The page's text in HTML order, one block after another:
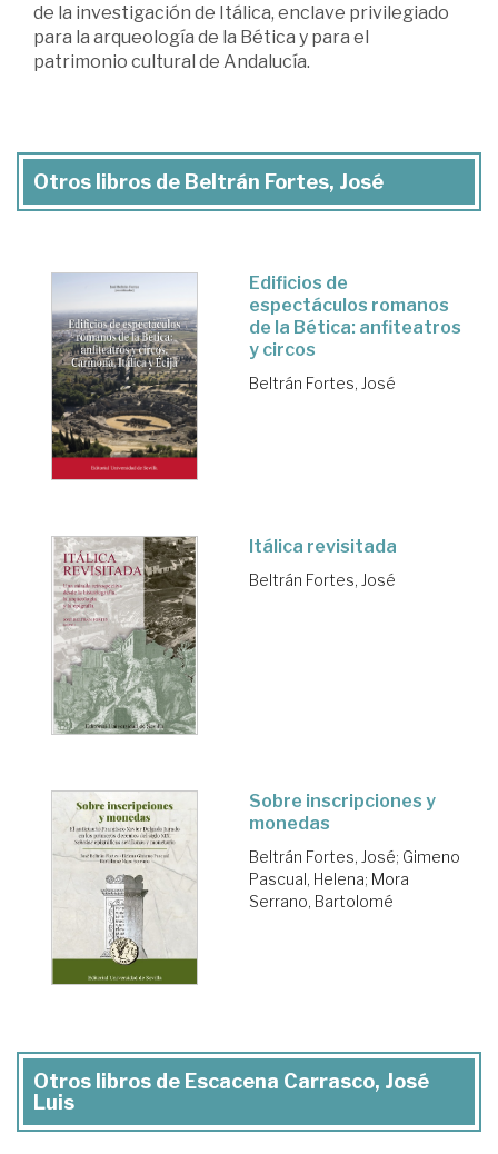
de la investigación de Itálica, enclave privilegiado
para la arqueología de la Bética y para el
patrimonio cultural de Andalucía.
Otros libros de Beltrán Fortes, José
Edificios de
espectáculos romanos
de la Bética: anfiteatros
y circos
Beltrán Fortes, José
Itálica revisitada
Beltrán Fortes, José
Sobre inscripciones y
monedas
Beltrán Fortes, José; Gimeno
Pascual, Helena; Mora
Serrano, Bartolomé
Otros libros de Escacena Carrasco, José
Luis